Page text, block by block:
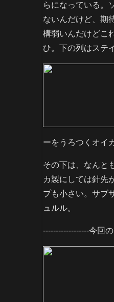
らになっている。
ないんだけど、期
構弱いんだけどこ
ひ。下の列はステ
ーをうろつくオイ
その下は、なんと
カ製にしては針先
プも小さい。サブ
ュルル。
------------------今回